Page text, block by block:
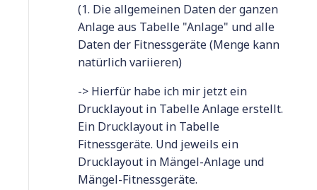
(1. Die allgemeinen Daten der ganzen
Anlage aus Tabelle "Anlage" und alle
Daten der Fitnessgeräte (Menge kann
natürlich variieren)
-> Hierfür habe ich mir jetzt ein
Drucklayout in Tabelle Anlage erstellt.
Ein Drucklayout in Tabelle
Fitnessgeräte. Und jeweils ein
Drucklayout in Mängel-Anlage und
Mängel-Fitnessgeräte.